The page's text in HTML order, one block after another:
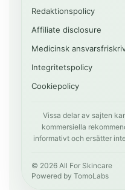
Redaktionspolicy
Affiliate disclosure
Medicinsk
Integritetspolicy
Cookiepolicy
Vissa delar av sajten
kommersiella
informativt och ersätter
© 2026 All For Skincare
Powered by TomoLabs